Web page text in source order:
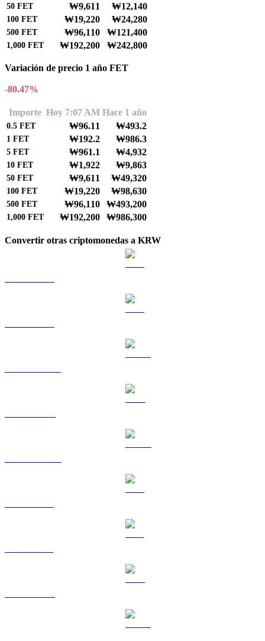
50 FET ₩9,611 ₩12,140
100 FET ₩19,220 ₩24,280
500 FET ₩96,110 ₩121,400
1,000 FET ₩192,200 ₩242,800
Variación de precio 1 año FET
-80.47%
Importe Hoy 7:07 AM Hace 1 año
0.5 FET ₩96.11 ₩493.2
1 FET ₩192.2 ₩986.3
5 FET ₩961.1 ₩4,932
10 FET ₩1,922 ₩9,863
50 FET ₩9,611 ₩49,320
100 FET ₩19,220 ₩98,630
500 FET ₩96,110 ₩493,200
1,000 FET ₩192,200 ₩986,300
Convertir otras criptomonedas a KRW